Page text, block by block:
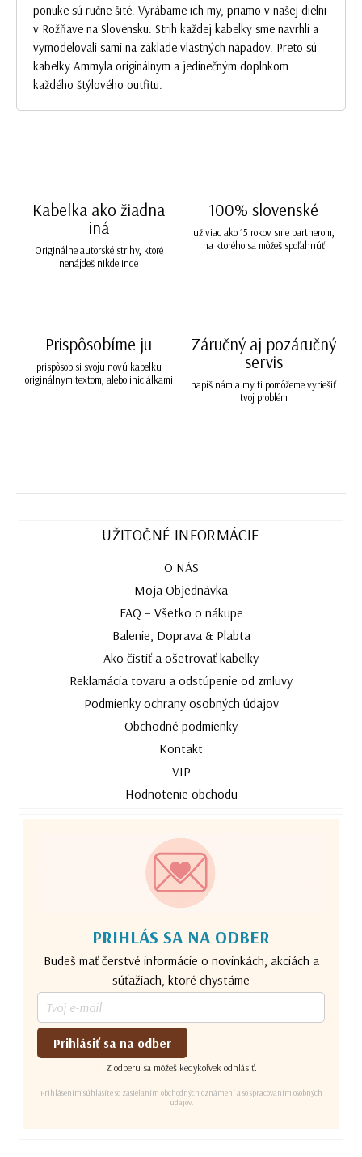
ponuke sú ručne šité. Vyrábame ich my, priamo v našej dielni
v Rožňave na Slovensku. Strih každej kabelky sme navrhli a
vymodelovali sami na základe vlastných nápadov. Preto sú
kabelky Ammyla originálnym a jedinečným doplnkom
každého štýlového outfitu.
Kabelka ako žiadna
iná
Originálne autorské strihy, ktoré
nenájdeš nikde inde
100% slovenské
už viac ako 15 rokov sme partnerom,
na ktorého sa môžeš spoľahnúť
Prispôsobíme ju
prispôsob si svoju novú kabelku
originálnym textom, alebo iniciálkami
Záručný aj pozáručný
servis
napíš nám a my ti pomôžeme vyriešiť
tvoj problém
UŽITOČNÉ INFORMÁCIE
O NÁS
Moja Objednávka
FAQ – Všetko o nákupe
Balenie, Doprava & Plabta
Ako čistiť a ošetrovať kabelky
Reklamácia tovaru a odstúpenie od zmluvy
Podmienky ochrany osobných údajov
Obchodné podmienky
Kontakt
VIP
Hodnotenie obchodu
PRIHLÁS SA NA ODBER
Budeš mať čerstvé informácie o novinkách, akciách a
súťažiach, ktoré chystáme
Prihlásiť sa na odber
Z odberu sa môžeš kedykoľvek odhlásiť.
Prihlásením súhlasíte so zasielaním obchodných oznámení a so spracovaním osobných
údajov.